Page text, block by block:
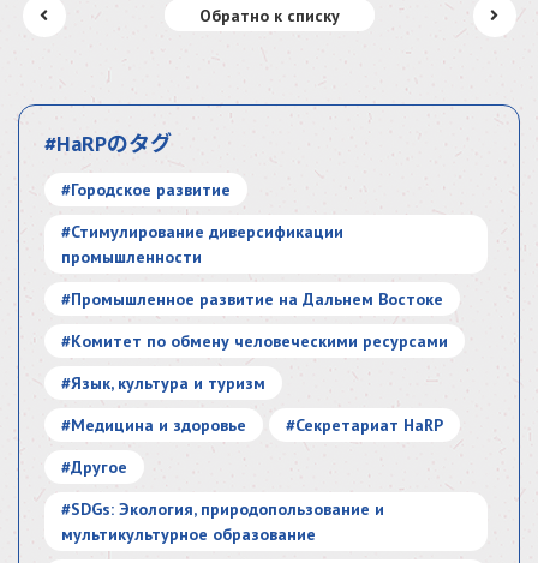
Обратно к списку
#HaRPのタグ
#Городское развитие
#Стимулирование диверсификации
промышленности
#Промышленное развитие на Дальнем Востоке
#Комитет по обмену человеческими ресурсами
#Язык, культура и туризм
#Медицина и здоровье
#Секретариат HaRP
#Другое
#SDGs: Экология, природопользование и
мультикультурное образование